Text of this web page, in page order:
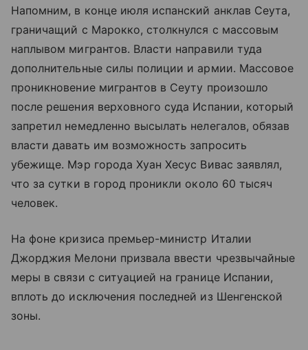
Напомним, в конце июля испанский анклав Сеута,
граничащий с Марокко, столкнулся с массовым
наплывом мигрантов. Власти направили туда
дополнительные силы полиции и армии. Массовое
проникновение мигрантов в Сеуту произошло
после решения верховного суда Испании, который
запретил немедленно высылать нелегалов, обязав
власти давать им возможность запросить
убежище. Мэр города Хуан Хесус Вивас заявлял,
что за сутки в город проникли около 60 тысяч
человек.
На фоне кризиса премьер-министр Италии
Джорджия Мелони призвала ввести чрезвычайные
меры в связи с ситуацией на границе Испании,
вплоть до исключения последней из Шенгенской
зоны.